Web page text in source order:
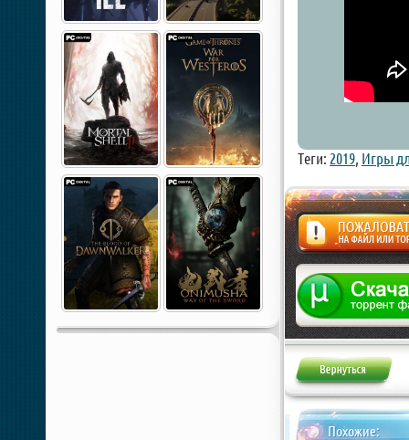
Теги: 2019, Игры
Жалоба
Похожие: